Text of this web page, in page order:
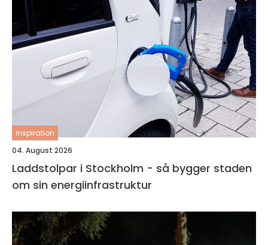
inspiration
04. August 2026
Laddstolpar i Stockholm - så bygger staden
om sin energiinfrastruktur